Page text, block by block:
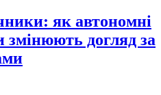
як автономні
змінюють догляд за